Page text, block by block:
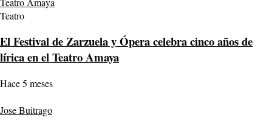
Teatro
El Festival de Zarzuela y Ópera celebra cinco años de
lírica en el Teatro Amaya
Hace 5 meses
Jose Buitrago